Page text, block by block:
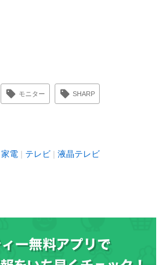
モニター SHARP
家電 テレビ 液晶テレビ